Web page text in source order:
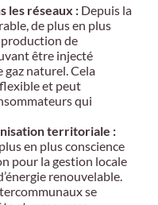
les réseaux : Depuis la
de plus en plus
de
être injecté
gaz naturel. Cela
et peut
qui
territoriale :
en plus conscience
pour la gestion locale
renouvelable.
se